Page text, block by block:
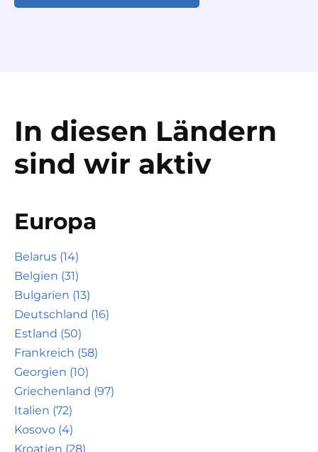
In diesen Ländern
sind wir aktiv
Europa
Belarus (14)
Belgien (31)
Bulgarien (13)
Deutschland (16)
Estland (50)
Frankreich (58)
Georgien (10)
Griechenland (97)
Italien (72)
Kosovo (4)
Kroatien (28)